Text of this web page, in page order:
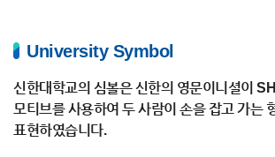
University Symbol
신한대학교의 심볼은 신한의 영문이니셜이
모티브를 사용하여 두 사람이 손을 잡고 가는
표현하였습니다.